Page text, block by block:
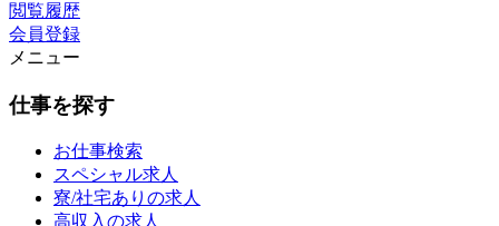
閲覧履歴
会員登録
メニュー
仕事を探す
お仕事検索
スペシャル求人
寮/社宅ありの求人
高収入の求人